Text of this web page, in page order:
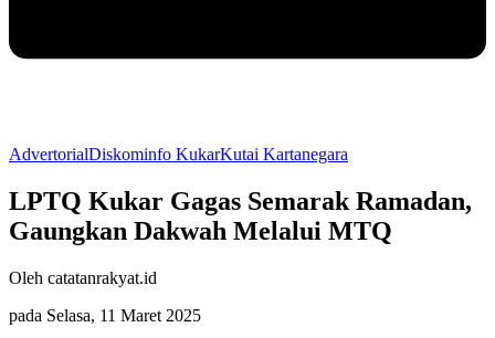
AdvertorialDiskominfo KukarKutai Kartanegara
LPTQ Kukar Gagas Semarak Ramadan,
Gaungkan Dakwah Melalui MTQ
Oleh catatanrakyat.id
pada Selasa, 11 Maret 2025